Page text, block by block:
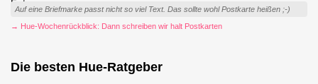
Auf eine Briefmarke passt nicht so viel Text. Das sollte wohl Postkarte heißen ;-)
→ Hue-Wochenrückblick: Dann schreiben wir halt Postkarten
Die besten Hue-Ratgeber